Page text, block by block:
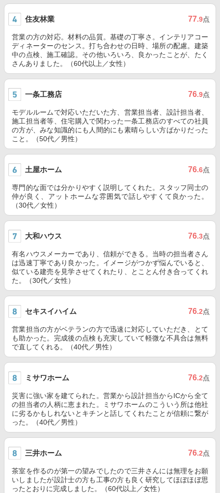
住友林業 77.9点
営業の方の対応。材料の品質。基礎の丁寧さ。インテリアコー
ディネーターのセンス。打ち合わせの日時、場所の配慮。建築
中の点検、施工確認。その他いろいろ、良かったことが、たく
さんありました。（60代以上／女性）
一条工務店 76.9点
モデルルームで対応いただいた方、営業担当者、設計担当者、
施工担当者等、住宅購入で関わった一条工務店のすべての社員
の方が、みな知識的にも人間的にも素晴らしい方ばかりだった
こと。（50代／男性）
土屋ホーム 76.6点
専門的な面では分かりやすく説明してくれた。スタッフ同士の
仲が良く、アットホームな雰囲気で話しやすくて良かった。
（30代／女性）
大和ハウス 76.3点
有名ハウスメーカーであり、信頼ができる。当時の担当者さん
は迅速丁寧であり良かった。イメージがつかず悩んでいると、
似ている建売を見学させてくれたり、とことん付き合ってくれ
た。（30代／女性）
セキスイハイム 76.2点
営業担当の方がベテランの方で迅速に対応していただき、とて
も助かった。完成後の点検も充実していて軽微な不具合は無料
で直してくれる。（40代／男性）
ミサワホーム 76.2点
災害に強い家を建てられた。営業から設計担当からICから全て
の担当者の人柄に恵まれた。ミサワホームのこういう所は他社
に劣るかもしれないとキチンと話してくれたことが信頼に繋が
った。（40代／男性）
三井ホーム 76.2点
茶室を作るのが第一の望みでしたので三井さんには無理をお願
いしましたが設計士の方も工事の方も良く研究してほぼほぼ思
ったとおりに完成しました。（60代以上／女性）